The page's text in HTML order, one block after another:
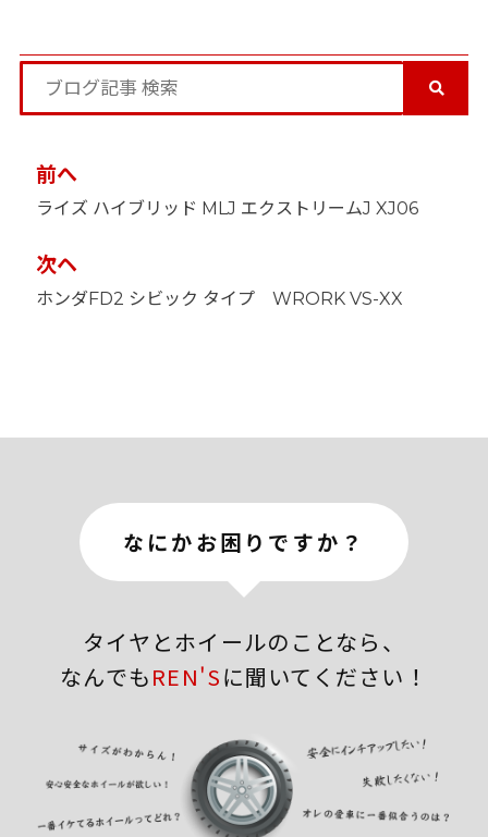
投
稿
ナ
ゲ
ー
シ
前へ
ライズ ハイブリッド MLJ エクストリームJ XJ06
次ヘ
ホンダFD2 シビック タイプ WRORK VS-XX
なにかお困りですか？
タイヤとホイールのことなら、
なんでもREN'Sに聞いてください！